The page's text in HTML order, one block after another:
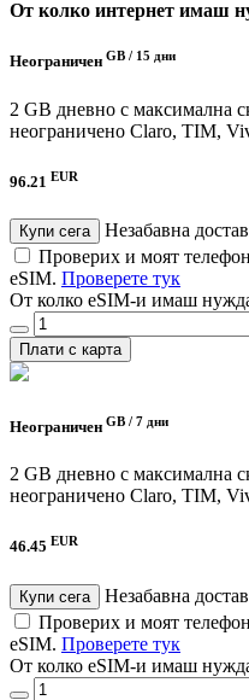
От колко интернет имаш
Неограничен GB / 15 дни
2 GB дневно с максимална
неограничено Claro, TIM,
96.21 EUR
Купи сега
Незабавна
Проверих и моят
eSIM. Проверете тук
От колко eSIM-и имаш
Плати с карта
Неограничен GB / 7 дни
2 GB дневно с максимална
неограничено Claro, TIM,
46.45 EUR
Купи сега
Незабавна
Проверих и моят
eSIM. Проверете тук
От колко eSIM-и имаш